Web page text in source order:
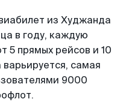
из Худжанда
в году, каждую
5 прямых рейсов и 10
самая
9000